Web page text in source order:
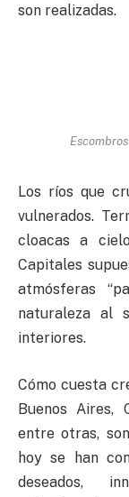
son realizadas.
Los ríos que
vulnerados.
cloacas a
Capitales
atmósferas
naturaleza al
interiores.
Cómo cuesta
Buenos Aires,
entre otras,
hoy se han
deseados,